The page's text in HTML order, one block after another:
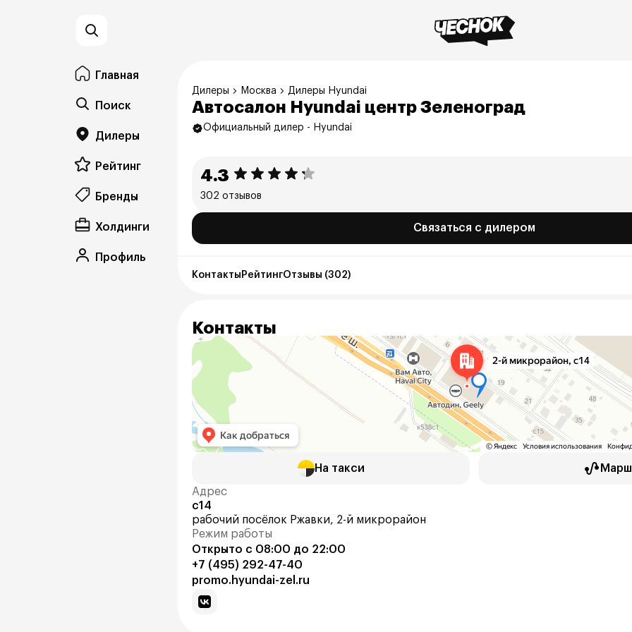
Главная
Поиск
Дилеры
Рейтинг
Бренды
Холдинги
Профиль
Дилеры Москва Дилеры Hyundai
Автосалон Hyundai центр Зеленоград
Официальный дилер - Hyundai
4.3
302 отзывов
Связаться с дилером
Контакты РейтингОтзывы (302)
Контакты
На такси
Адрес
с14
рабочий посёлок Ржавки, 2-й микрорайон
Режим работы
Открыто с 08:00 до 22:00
+7 (495) 292-47-40
promo.hyundai-zel.ru